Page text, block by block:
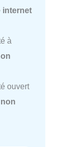
internet
à
ouvert
non